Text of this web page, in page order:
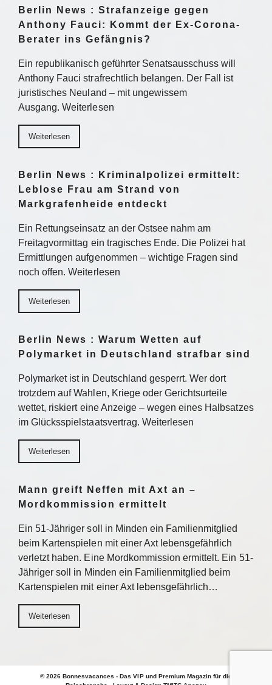
Berlin News : Strafanzeige gegen
Anthony Fauci: Kommt der Ex-Corona-
Berater ins Gefängnis?
Ein republikanisch geführter Senatsausschuss will
Anthony Fauci strafrechtlich belangen. Der Fall ist
juristisches Neuland – mit ungewissem
Ausgang. Weiterlesen
Weiterlesen
Berlin News : Kriminalpolizei ermittelt:
Leblose Frau am Strand von
Markgrafenheide entdeckt
Ein Rettungseinsatz an der Ostsee nahm am
Freitagvormittag ein tragisches Ende. Die Polizei hat
Ermittlungen aufgenommen – wichtige Fragen sind
noch offen. Weiterlesen
Weiterlesen
Berlin News : Warum Wetten auf
Polymarket in Deutschland strafbar sind
Polymarket ist in Deutschland gesperrt. Wer dort
trotzdem auf Wahlen, Kriege oder Gerichtsurteile
wettet, riskiert eine Anzeige – wegen eines Halbsatzes
im Glücksspielstaatsvertrag. Weiterlesen
Weiterlesen
Mann greift Neffen mit Axt an –
Mordkommission ermittelt
Ein 51-Jähriger soll in Minden ein Familienmitglied
beim Kartenspielen mit einer Axt lebensgefährlich
verletzt haben. Eine Mordkommission ermittelt. Ein 51-
Jähriger soll in Minden ein Familienmitglied beim
Kartenspielen mit einer Axt lebensgefährlich…
Weiterlesen
© 2026 Bonnesvacances - Das VIP und Premium Magazin für die